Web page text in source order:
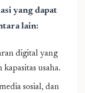
yang dapat
lain:
digital yang
usaha.
sosial, dan